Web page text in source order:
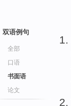
双语例句
全部
口语
书面语
论文